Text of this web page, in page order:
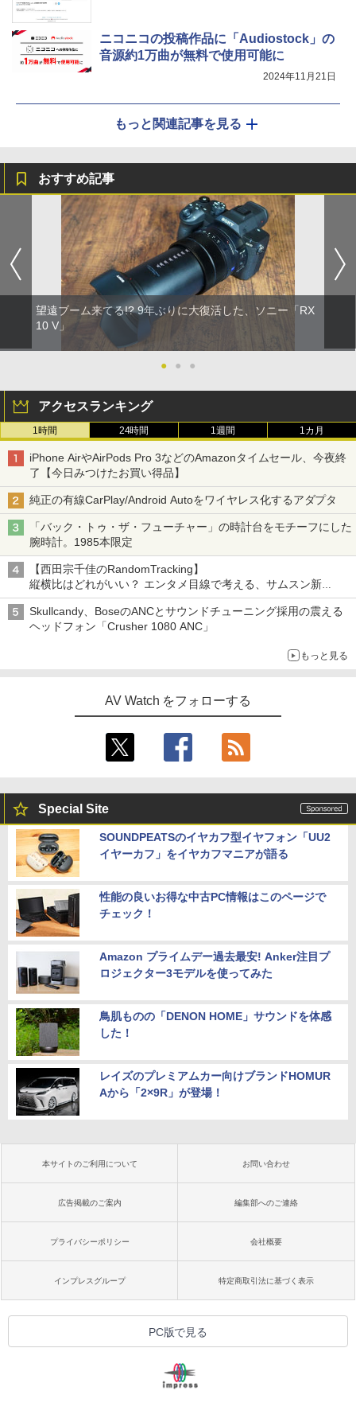
ニコニコの投稿作品に「Audiostock」の
音源約1万曲が無料で使用可能に
2024年11月21日
もっと関連記事を見る
おすすめ記事
望遠ブーム来てる!? 9年ぶりに大復活した、ソニー「RX
10 V」
● ● ●
アクセスランキング
1時間 24時間 1週間 1カ月
iPhone AirやAirPods Pro 3などのAmazonタイムセール、今夜終
了【今日みつけたお買い得品】
純正の有線CarPlay/Android Autoをワイヤレス化するアダプタ
「バック・トゥ・ザ・フューチャー」の時計台をモチーフにした
腕時計。1985本限定
【西田宗千佳のRandomTracking】
縦横比はどれがいい？ エンタメ目線で考える、サムスン新
「Galaxy Z Fold」
Skullcandy、BoseのANCとサウンドチューニング採用の震える
ヘッドフォン「Crusher 1080 ANC」
もっと見る
AV Watch をフォローする
Special Site
SOUNDPEATSのイヤカフ型イヤフォン「UU2
イヤーカフ」をイヤカフマニアが語る
性能の良いお得な中古PC情報はこのページで
チェック！
Amazon プライムデー過去最安! Anker注目プ
ロジェクター3モデルを使ってみた
鳥肌ものの「DENON HOME」サウンドを体感
した！
レイズのプレミアムカー向けブランドHOMUR
Aから「2×9R」が登場！
本サイトのご利用について お問い合わせ
広告掲載のご案内 編集部へのご連絡
プライバシーポリシー 会社概要
インプレスグループ 特定商取引法に基づく表示
PC版で見る